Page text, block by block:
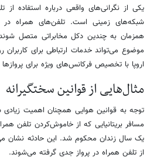
یکی از نگرانی‌های واقعی درباره استفاده از
شبکه‌های زمینی است. تلفن‌های همراه در
همزمان به چندین دکل مخابراتی متصل
موضوع می‌تواند خدمات ارتباطی برای کاربران
اروپا با تخصیص فرکانس‌های ویژه برای
مثال‌هایی از قوانین سختگیرانه
مسافر بریتانیایی که از خاموش‌کردن تلفن
یک سال زندان محکوم شد. این حادثه نشان
از تلفن همراه در پرواز جدی گرفته می‌شوند.